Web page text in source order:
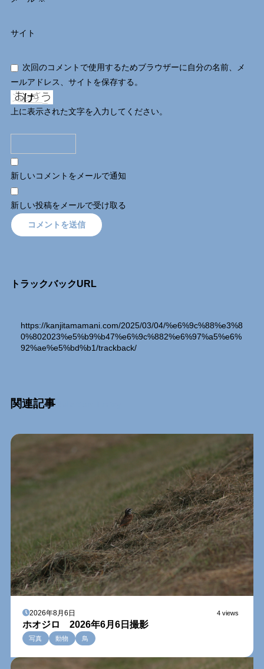
サイト
次回のコメントで使用するためブラウザーに自分の名前、メ
ールアドレス、サイトを保存する。
上に表示された文字を入力してください。
新しいコメントをメールで通知
新しい投稿をメールで受け取る
トラックバックURL
https://kanjitamamani.com/2025/03/04/%e6%9c%88%e3%8
0%802023%e5%b9%b47%e6%9c%882%e6%97%a5%e6%
92%ae%e5%bd%b1/trackback/
関連記事Relation Entry
2026年8月6日 4 views
ホオジロ 2026年6月6日撮影
写真 動物 鳥